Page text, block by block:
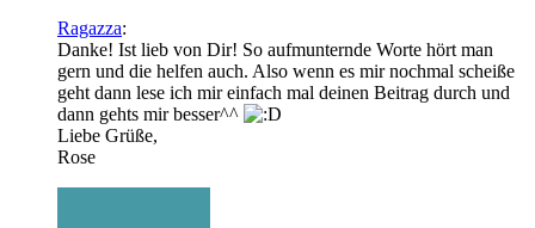
Ragazza:
Danke! Ist lieb von Dir! So aufmunternde Worte hört man
gern und die helfen auch. Also wenn es mir nochmal scheiße
geht dann lese ich mir einfach mal deinen Beitrag durch und
dann gehts mir besser^^
Liebe Grüße,
Rose